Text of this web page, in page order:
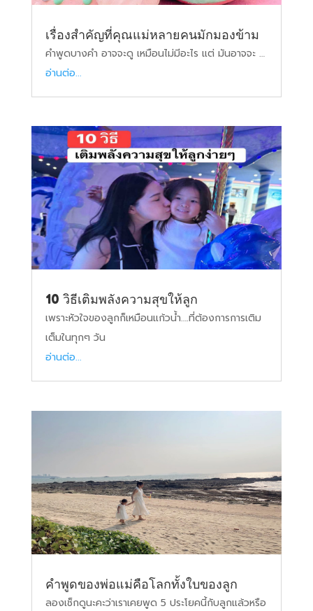
เรื่องสำคัญที่คุณแม่หลายคนมักมองข้าม
คำพูดบางคำ อาจจะดู เหมือนไม่มีอะไร แต่ มันอาจจะ …
อ่านต่อ...
10 วิธีเติมพลังความสุขให้ลูก
เพราะหัวใจของลูกก็เหมือนแก้วน้ำ….ที่ต้องการการเติม
เต็มในทุกๆ วัน
อ่านต่อ...
คำพูดของพ่อแม่คือโลกทั้งใบของลูก
ลองเช็กดูนะคะว่าเราเคยพูด 5 ประโยคนี้กับลูกแล้วหรือ